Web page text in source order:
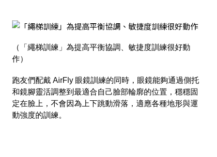
（「繩梯訓練」為提高平衡協調、敏捷度訓練很好動
作）
跑友們配戴 AirFly 眼鏡訓練的同時，眼鏡能夠通過側托
和鏡腳靈活調整到最適合自己臉部輪廓的位置，穩穩固
定在臉上，不會因為上下跳動滑落，適應各種地形與運
動強度的訓練。